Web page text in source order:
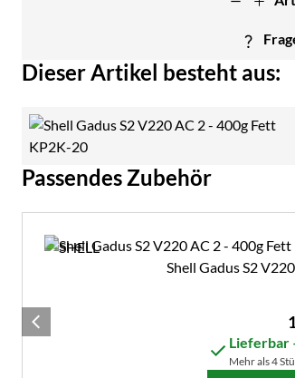
Dieser Artikel besteht aus:
Passendes Zubehör
Zubehör überspringen
Shell Gadus S2
Lieferbar
Mehr als 4